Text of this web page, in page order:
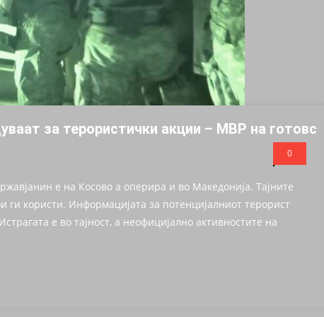
за терористички акции – МВР на готовс
0
е на Косово а оперира и во Македонија. Тајните
ги користи. Информацијата за потенцијалниот терорист
е во тајност, а неофицијално активностите на